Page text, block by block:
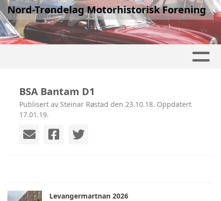
Nord-Trøndelag Motorhistorisk Forening
BSA Bantam D1
Publisert av Steinar Røstad den 23.10.18. Oppdatert
17.01.19.
Levangermartnan 2026